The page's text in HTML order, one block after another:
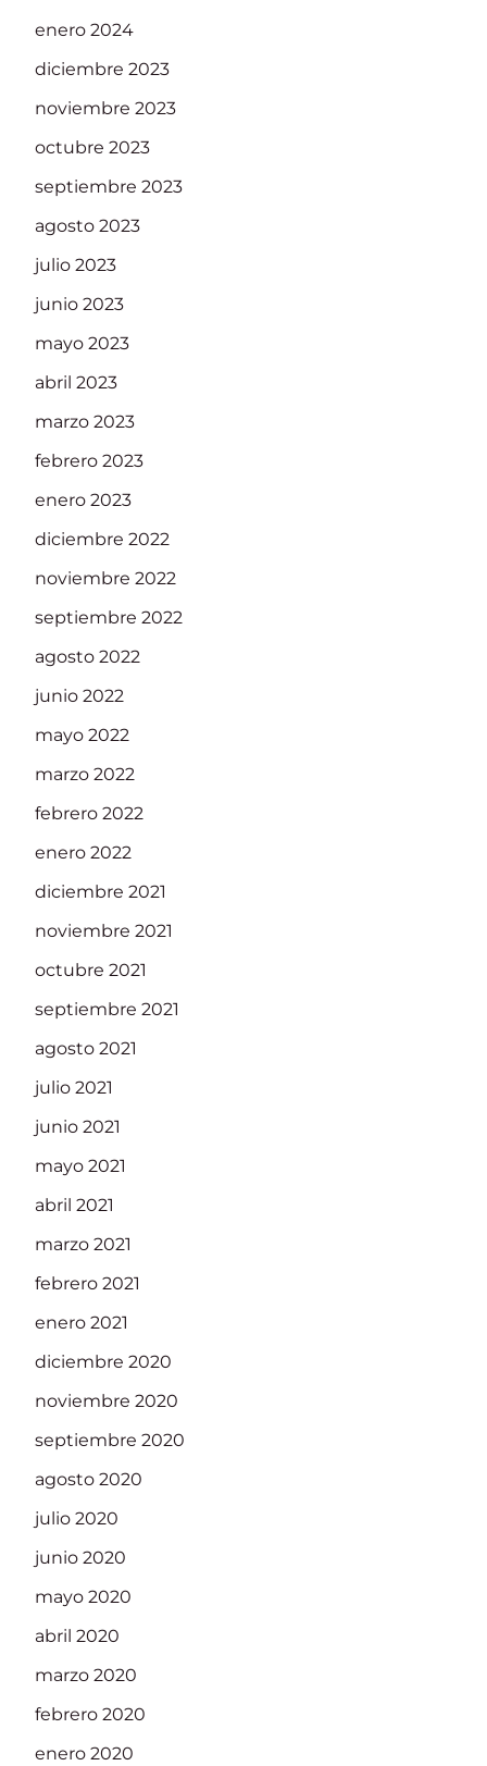
enero 2024
diciembre 2023
noviembre 2023
octubre 2023
septiembre 2023
agosto 2023
julio 2023
junio 2023
mayo 2023
abril 2023
marzo 2023
febrero 2023
enero 2023
diciembre 2022
noviembre 2022
septiembre 2022
agosto 2022
junio 2022
mayo 2022
marzo 2022
febrero 2022
enero 2022
diciembre 2021
noviembre 2021
octubre 2021
septiembre 2021
agosto 2021
julio 2021
junio 2021
mayo 2021
abril 2021
marzo 2021
febrero 2021
enero 2021
diciembre 2020
noviembre 2020
septiembre 2020
agosto 2020
julio 2020
junio 2020
mayo 2020
abril 2020
marzo 2020
febrero 2020
enero 2020